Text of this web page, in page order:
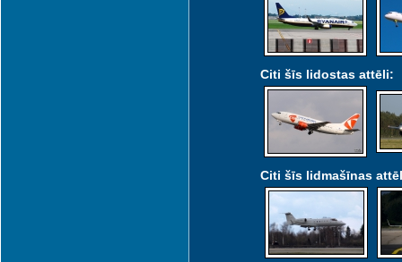
Citi šīs lidostas attēli:
Citi šīs lidmašīnas